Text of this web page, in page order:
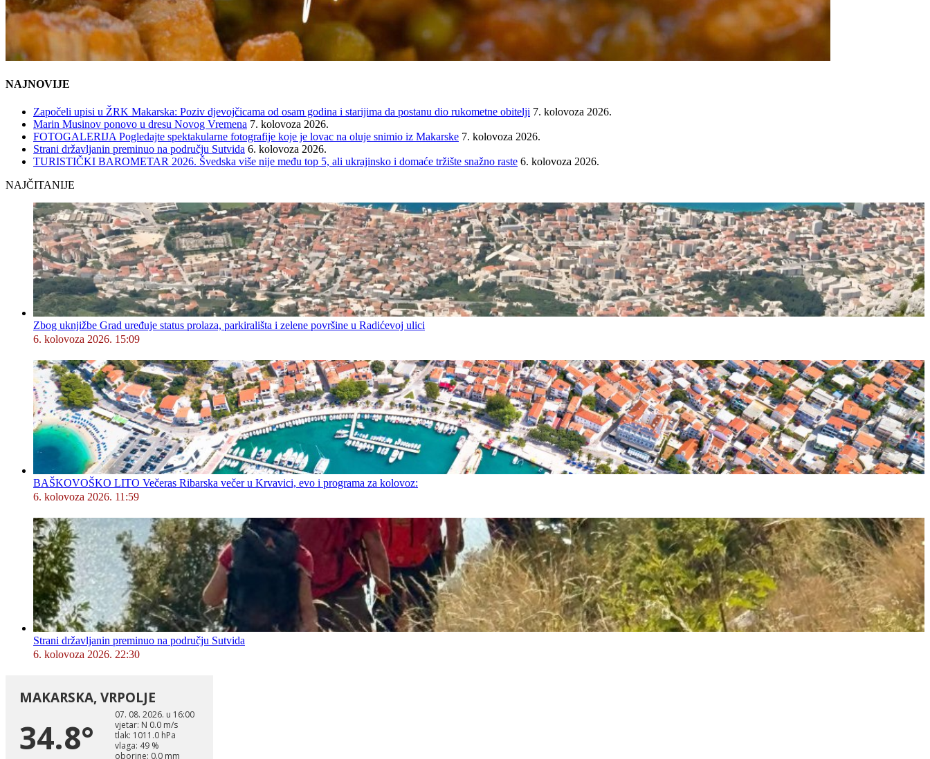
NAJNOVIJE
Započeli upisi u ŽRK Makarska: Poziv djevojčicama od osam godina i starijima da postanu dio rukometne obitelji 7. kolovoza 2026.
Marin Musinov ponovo u dresu Novog Vremena 7. kolovoza 2026.
FOTOGALERIJA Pogledajte spektakularne fotografije koje je lovac na oluje snimio iz Makarske 7. kolovoza 2026.
Strani državljanin preminuo na području Sutvida 6. kolovoza 2026.
TURISTIČKI BAROMETAR 2026. Švedska više nije među top 5, ali ukrajinsko i domaće tržište snažno raste 6. kolovoza 2026.
NAJČITANIJE
Zbog uknjižbe Grad uređuje status prolaza, parkirališta i zelene površine u Radićevoj ulici
6. kolovoza 2026. 15:09
BAŠKOVOŠKO LITO Večeras Ribarska večer u Krvavici, evo i programa za kolovoz:
6. kolovoza 2026. 11:59
Strani državljanin preminuo na području Sutvida
6. kolovoza 2026. 22:30